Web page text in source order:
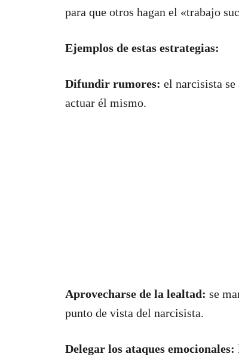
para que otros hagan el «trabajo
Ejemplos de estas estrategias:
Difundir rumores: el narcisista se
actuar él mismo.
Aprovecharse de la lealtad: se
punto de vista del narcisista.
Delegar los ataques emocionales: